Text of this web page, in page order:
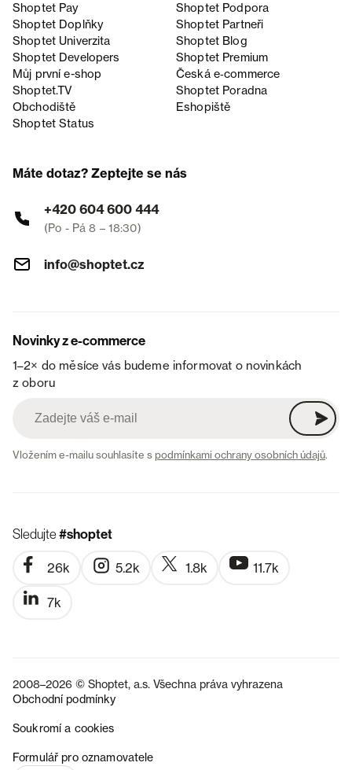
Shoptet Pay
Shoptet Podpora
Shoptet Doplňky
Shoptet Partneři
Shoptet Univerzita
Shoptet Blog
Shoptet Developers
Shoptet Premium
Můj první e-shop
Česká e‑commerce
Shoptet.TV
Shoptet Poradna
Obchodiště
Eshopiště
Shoptet Status
Máte dotaz? Zeptejte se nás
+420 604 600 444
(Po - Pá 8 – 18:30)
info@shoptet.cz
Novinky z e-commerce
1–2× do měsíce vás budeme informovat o novinkách
z oboru
Vložením e-mailu souhlasíte spodmínkami ochrany osobních údajů.
Sledujte#shoptet
26k 5.2k 1.8k 11.7k
7k
2008–2026 © Shoptet, a.s. Všechna práva vyhrazena
Obchodní podmínky
Soukromí a cookies
Formulář pro oznamovatele